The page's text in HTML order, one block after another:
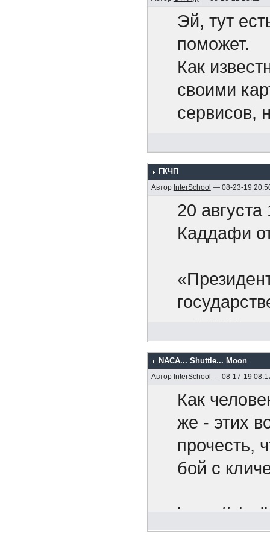
Путин
Нет
Эй, тут
поможет.
Как
своими
сервисов,
Pixiv
хочется.
Может,
раскрыть
найдется
стран. Я
валюту по
покупаете
ГКЧП
Автор InterSchool — 08-23-19
20
Каддафи
в СССР.
Мы рады
деянием.
поступок
Советский
NACA... Shuttle... Moon
Автор InterSchool — 08-17-19
Как
же - этих
прочесть,
бой с
https://